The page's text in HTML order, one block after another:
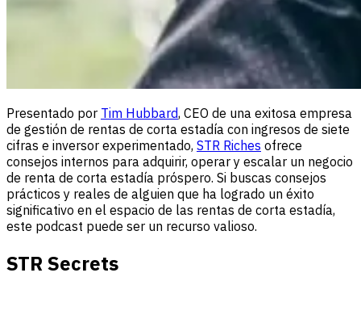
Presentado por Tim Hubbard, CEO de una exitosa empresa
de gestión de rentas de corta estadía con ingresos de siete
cifras e inversor experimentado, STR Riches ofrece
consejos internos para adquirir, operar y escalar un negocio
de renta de corta estadía próspero. Si buscas consejos
prácticos y reales de alguien que ha logrado un éxito
significativo en el espacio de las rentas de corta estadía,
este podcast puede ser un recurso valioso.
STR Secrets